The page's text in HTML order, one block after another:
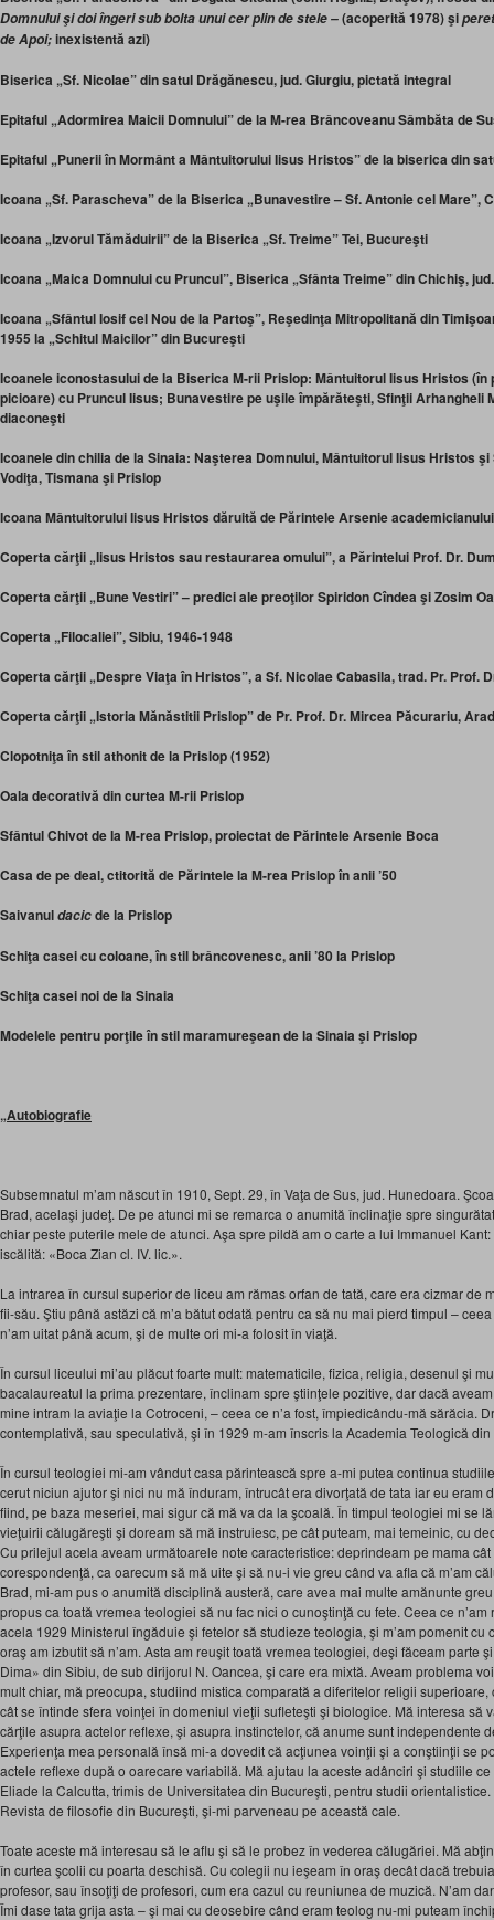
Domnului şi doi îngeri sub bolta unui cer plin de stele –(acoperită 1978) şi
de Apoi;inexistentă azi)
Biserica „Sf. Nicolae” din satul Drăgănescu, jud. Giurgiu, pictată integral
Epitaful „Adormirea Maicii Domnului” de la M-rea Brâncoveanu Sâmbăta de
Epitaful „Punerii în Mormânt a Mântuitorului Iisus Hristos” de la biserica din
Icoana „Sf. Parascheva” de la Biserica „Bunavestire – Sf. Antonie cel Mare”,
Icoana „Izvorul Tămăduirii” de la Biserica „Sf. Treime” Tei, Bucureşti
Icoana „Maica Domnului cu Pruncul”, Biserica „Sfânta Treime” din Chichiş,
Icoana „Sfântul Iosif cel Nou de la Partoş”, Reşedinţa Mitropolitană din
1955 la „Schitul Maicilor” din Bucureşti
Icoanele iconostasului de la Biserica M-rii Prislop: Mântuitorul Iisus Hristos (în
picioare) cu Pruncul Iisus; Bunavestire pe uşile împărăteşti, Sfinţii Arhangheli
diaconeşti
Icoanele din chilia de la Sinaia: Naşterea Domnului, Mântuitorul Iisus Hristos
Vodiţa, Tismana şi Prislop
Icoana Mântuitorului Iisus Hristos dăruită de Părintele Arsenie
Coperta cărţii „Iisus Hristos sau restaurarea omului”, a Părintelui Prof. Dr.
Coperta cărţii „Bune Vestiri” – predici ale preoţilor Spiridon Cîndea şi Zosim
Coperta „Filocaliei”, Sibiu, 1946-1948
Coperta cărţii „Despre Viaţa în Hristos”, a Sf. Nicolae Cabasila, trad. Pr. Prof.
Coperta cărţii „Istoria Mănăstitii Prislop” de Pr. Prof. Dr. Mircea Păcurariu,
Clopotniţa în stil athonit de la Prislop (1952)
Oala decorativă din curtea M-rii Prislop
Sfântul Chivot de la M-rea Prislop, proiectat de Părintele Arsenie Boca
Casa de pe deal, ctitorită de Părintele la M-rea Prislop în anii ’50
Saivanuldacicde la Prislop
Schiţa casei cu coloane, în stil brâncovenesc, anii ’80 la Prislop
Schiţa casei noi de la Sinaia
Modelele pentru porţile în stil maramureşean de la Sinaia şi Prislop
„Autobiografie
Subsemnatul m’am născut în 1910, Sept. 29, în Vaţa de Sus, jud. Hunedoara.
Brad, acelaşi judeţ. De pe atunci mi se remarca o anumită înclinaţie spre
chiar peste puterile mele de atunci. Aşa spre pildă am o carte a lui Immanuel
iscălită: «Boca Zian cl. IV. lic.».
La intrarea în cursul superior de liceu am rămas orfan de tată, care era cizmar de
fii-său. Ştiu până astăzi că m’a bătut odată pentru ca să nu mai pierd timpul –
n’am uitat până acum, şi de multe ori mi-a folosit în viaţă.
În cursul liceului mi’au plăcut foarte mult: matematicile, fizica, religia, desenul şi
bacalaureatul la prima prezentare, înclinam spre ştiinţele pozitive, dar dacă
mine intram la aviaţie la Cotroceni, – ceea ce n’a fost, împiedicându-mă sărăcia.
contemplativă, sau speculativă, şi în 1929 m-am înscris la Academia Teologică
În cursul teologiei mi-am vândut casa părintească spre a-mi putea continua
cerut niciun ajutor şi nici nu mă înduram, întrucât era divorţată de tata iar eu eram
fiind, pe baza meseriei, mai sigur că mă va da la şcoală. În timpul teologiei mi se
vieţuirii călugăreşti şi doream să mă instruiesc, pe cât puteam, mai temeinic, cu
Cu prilejul acela aveam următoarele note caracteristice: deprindeam pe mama
corespondenţă, ca oarecum să mă uite şi să nu-i vie greu când va afla că m’am
Brad, mi-am pus o anumită disciplină austeră, care avea mai multe amănunte
propus ca toată vremea teologiei să nu fac nici o cunoştinţă cu fete. Ceea ce
acela 1929 Ministerul îngăduie şi fetelor să studieze teologia, şi m’am pomenit cu
oraş am izbutit să n’am. Asta am reuşit toată vremea teologiei, deşi făceam parte
Dima» din Sibiu, de sub dirijorul N. Oancea, şi care era mixtă. Aveam problema
mult chiar, mă preocupa, studiind mistica comparată a diferitelor religii
cât se întinde sfera voinţei în domeniul vieţii sufleteşti şi biologice. Mă interesa să
cărţile asupra actelor reflexe, şi asupra instinctelor, că anume sunt independente
Experienţa mea personală însă mi-a dovedit că acţiunea voinţii şi a conştiinţii se
actele reflexe după o oarecare variabilă. Mă ajutau la aceste adânciri şi studiile
Eliade la Calcutta, trimis de Universitatea din Bucureşti, pentru studii
Revista de filosofie din Bucureşti, şi-mi parveneau pe această cale.
Toate aceste mă interesau să le aflu şi să le probez în vederea călugăriei. Mă
în curtea şcolii cu poarta deschisă. Cu colegii nu ieşeam în oraş decât dacă
profesor, sau însoţiţi de profesori, cum era cazul cu reuniunea de muzică. N’am
Îmi dase tata grija asta – şi mai cu deosebire când eram teolog nu-mi puteam